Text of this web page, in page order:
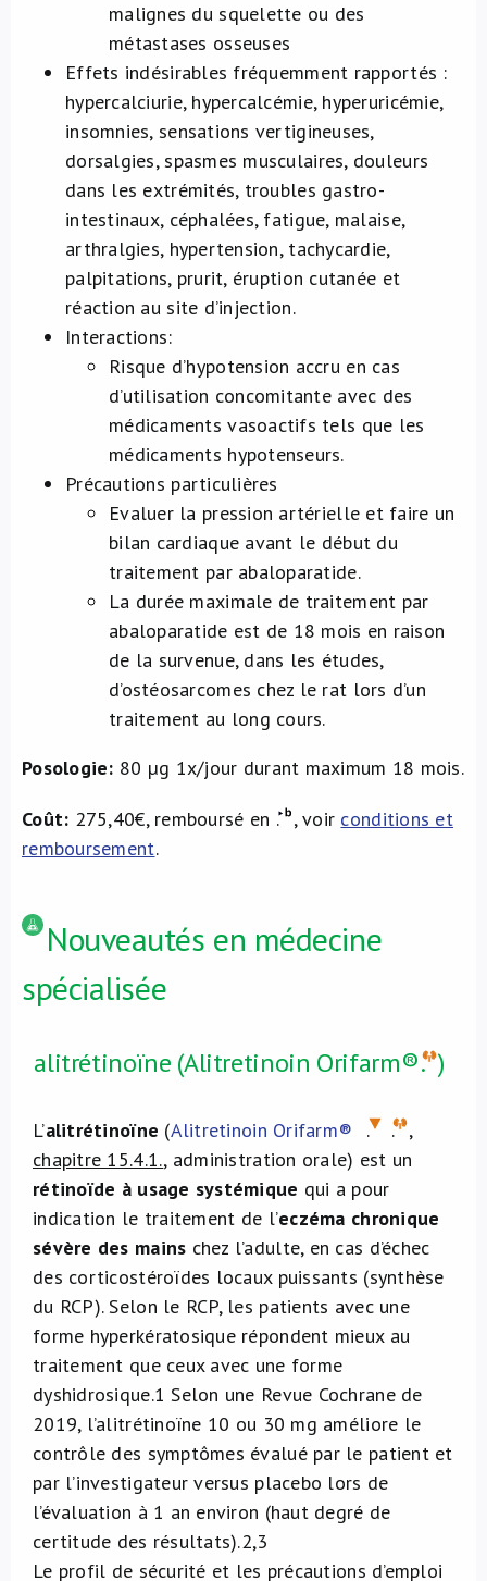
malignes du squelette ou des
métastases osseuses
Effets indésirables fréquemment rapportés :
hypercalciurie, hypercalcémie, hyperuricémie,
insomnies, sensations vertigineuses,
dorsalgies, spasmes musculaires, douleurs
dans les extrémités, troubles gastro-
intestinaux, céphalées, fatigue, malaise,
arthralgies, hypertension, tachycardie,
palpitations, prurit, éruption cutanée et
réaction au site d’injection.
Interactions:
Risque d’hypotension accru en cas
d’utilisation concomitante avec des
médicaments vasoactifs tels que les
médicaments hypotenseurs.
Précautions particulières
Evaluer la pression artérielle et faire un
bilan cardiaque avant le début du
traitement par abaloparatide.
La durée maximale de traitement par
abaloparatide est de 18 mois en raison
de la survenue, dans les études,
d’ostéosarcomes chez le rat lors d’un
traitement au long cours.
Posologie: 80 µg 1x/jour durant maximum 18 mois.
Coût: 275,40€, remboursé en . , voir conditions et
remboursement.
Nouveautés en médecine
spécialisée
alitrétinoïne (Alitretinoin Orifarm®. )
L’alitrétinoïne (Alitretinoin Orifarm® . . ,
chapitre 15.4.1., administration orale) est un
rétinoïde à usage systémique qui a pour
indication le traitement de l’eczéma chronique
sévère des mains chez l’adulte, en cas d’échec
des corticostéroïdes locaux puissants (synthèse
du RCP). Selon le RCP, les patients avec une
forme hyperkératosique répondent mieux au
traitement que ceux avec une forme
dyshidrosique.1 Selon une Revue Cochrane de
2019, l’alitrétinoïne 10 ou 30 mg améliore le
contrôle des symptômes évalué par le patient et
par l’investigateur versus placebo lors de
l’évaluation à 1 an environ (haut degré de
certitude des résultats).2,3
Le profil de sécurité et les précautions d’emploi